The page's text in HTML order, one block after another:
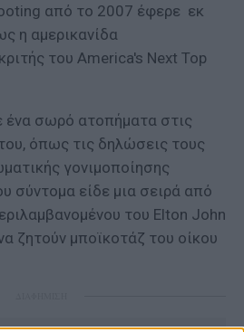
από το 2007 έφερε εκ
η αμερικανίδα
του America's Next Top
ένα σωρό ατοπήματα στις
όπως τις δηλώσεις τους
γονιμοποίησης
σύντομα είδε μια σειρά από
του Elton John
ζητούν μποϊκοτάζ του οίκου